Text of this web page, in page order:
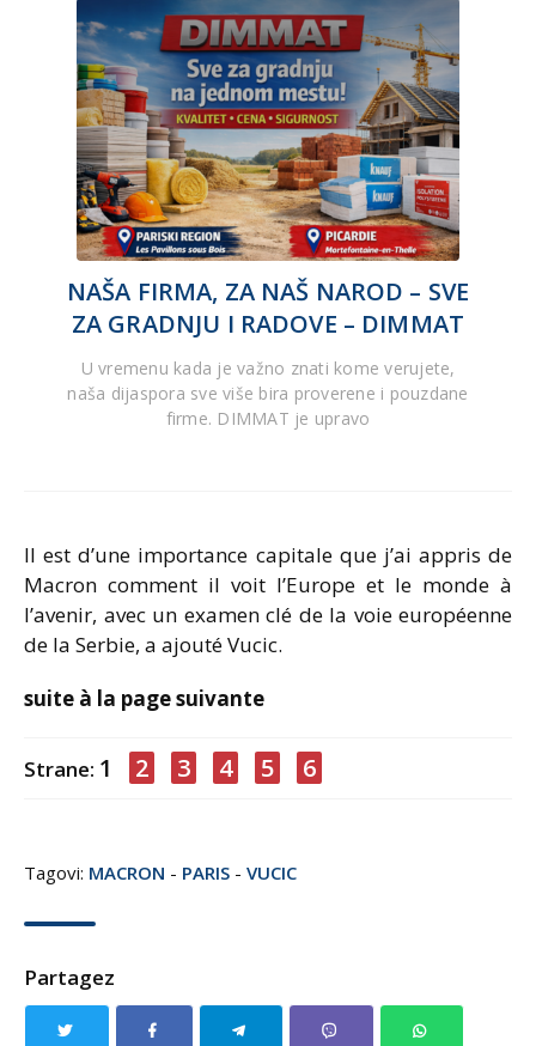
NAŠA FIRMA, ZA NAŠ NAROD – SVE
ZA GRADNJU I RADOVE – DIMMAT
U vremenu kada je važno znati kome verujete,
naša dijaspora sve više bira proverene i pouzdane
firme. DIMMAT je upravo
Il est d’une importance capitale que j’ai appris de
Macron comment il voit l’Europe et le monde à
l’avenir, avec un examen clé de la voie européenne
de la Serbie, a ajouté Vucic.
suite à la page suivante
Strane: 1 2 3 4 5 6
Tagovi: MACRON - PARIS - VUCIC
Partagez